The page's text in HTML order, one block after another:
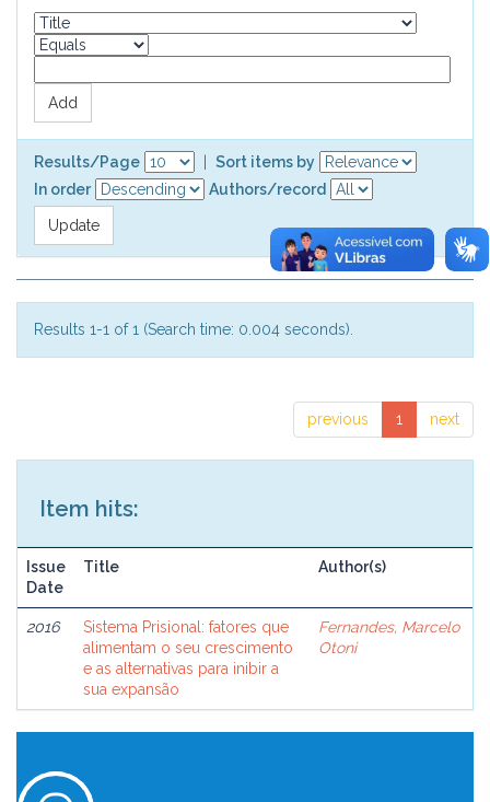
Results/Page
Sort items by
In order
Authors/record
Results 1-1 of 1 (Search time: 0.004 seconds).
previous 1 next
Item hits:
Issue
Date
Title Author(s)
2016
Sistema Prisional: fatores que
alimentam o seu crescimento
e as alternativas para inibir a
sua expansão
Fernandes, Marcelo
Otoni